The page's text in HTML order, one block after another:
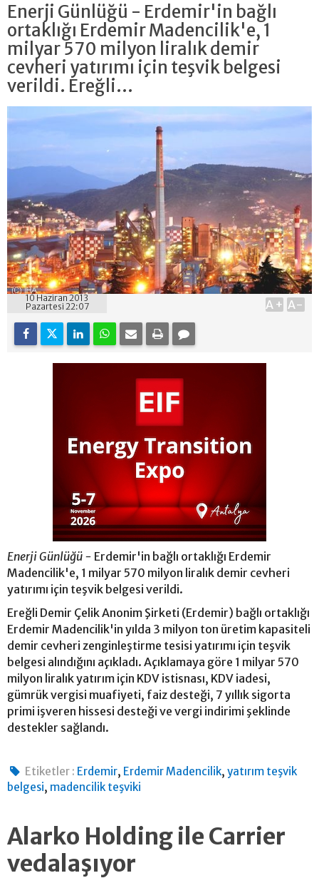
Enerji Günlüğü - Erdemir'in bağlı
ortaklığı Erdemir Madencilik'e, 1
milyar 570 milyon liralık demir
cevheri yatırımı için teşvik belgesi
verildi. Ereğli...
10 Haziran 2013
Pazartesi 22:07
A+ A-
Enerji Günlüğü - Erdemir'in bağlı ortaklığı Erdemir
Madencilik'e, 1 milyar 570 milyon liralık demir cevheri
yatırımı için teşvik belgesi verildi.
Ereğli Demir Çelik Anonim Şirketi (Erdemir) bağlı ortaklığı
Erdemir Madencilik'in yılda 3 milyon ton üretim kapasiteli
demir cevheri zenginleştirme tesisi yatırımı için teşvik
belgesi alındığını açıkladı. Açıklamaya göre 1 milyar 570
milyon liralık yatırım için KDV istisnası, KDV iadesi,
gümrük vergisi muafiyeti, faiz desteği, 7 yıllık sigorta
primi işveren hissesi desteği ve vergi indirimi şeklinde
destekler sağlandı.
Etiketler : Erdemir, Erdemir Madencilik,yatırım teşvik
belgesi, madencilik teşviki
Alarko Holding ile Carrier
vedalaşıyor